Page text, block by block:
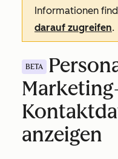
Informationen
darauf zugreifen.
BETA
anzeigen